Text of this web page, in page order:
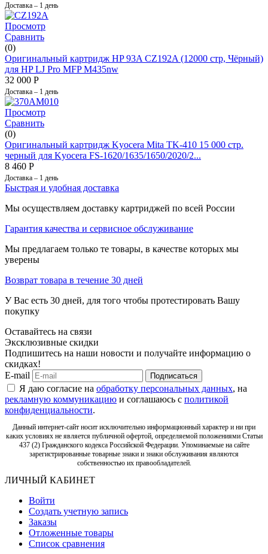
Доставка – 1 день
Просмотр
Сравнить
(0)
Оригинальный картридж HP 93A CZ192A (12000 стр, Чёрный)
для HP LJ Pro MFP M435nw
32 000 Р
Доставка – 1 день
Просмотр
Сравнить
(0)
Оригинальный картридж Kyocera Mita TK-410 15 000 стр.
черный для Kyocera FS-1620/1635/1650/2020/2...
8 460 Р
Доставка – 1 день
Быстрая и удобная доставка
Мы осуществляем доставку картриджей по всей России
Гарантия качества и сервисное обслуживание
Мы предлагаем только те товары, в качестве которых мы
уверены
Возврат товара в течение 30 дней
У Вас есть 30 дней, для того чтобы протестировать Вашу
покупку
Оставайтесь на связи
Эксклюзивные скидки
Подпишитесь на наши новости и получайте информацию о
скидках!
E-mail
Подписаться
Я даю согласие на обработку персональных данных, на
рекламную коммуникацию и соглашаюсь с политикой
конфиденциальности.
Данный интернет-сайт носит исключительно информационный характер и ни при
каких условиях не является публичной офертой, определяемой положениями Статьи
437 (2) Гражданского кодекса Российской Федерации. Упоминаемые на сайте
зарегистрированные товарные знаки и знаки обслуживания являются
собственностью их правообладателей.
ЛИЧНЫЙ КАБИНЕТ
Войти
Создать учетную запись
Заказы
Отложенные товары
Список сравнения